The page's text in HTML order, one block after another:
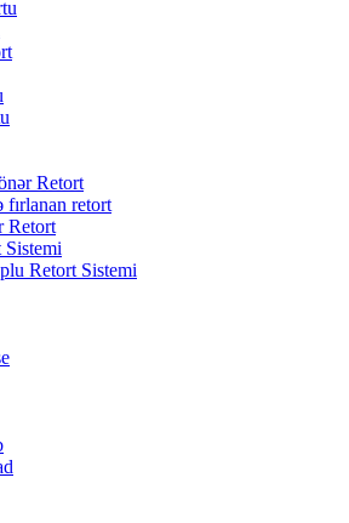
Retort
fırlanan retort
Retort
Sistemi
Retort Sistemi